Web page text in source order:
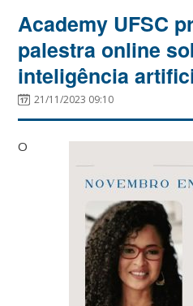
Academy UFSC
palestra online
inteligência
21/11/2023 09:10
O